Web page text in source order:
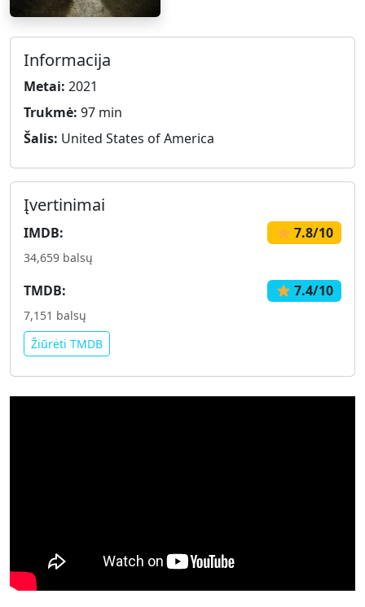
Informacija
Metai: 2021
Trukmė: 97 min
Šalis: United States of America
Įvertinimai
IMDB: 7.8/10
34,659 balsų
TMDB: 7.4/10
7,151 balsų
Žiūrėti TMDB